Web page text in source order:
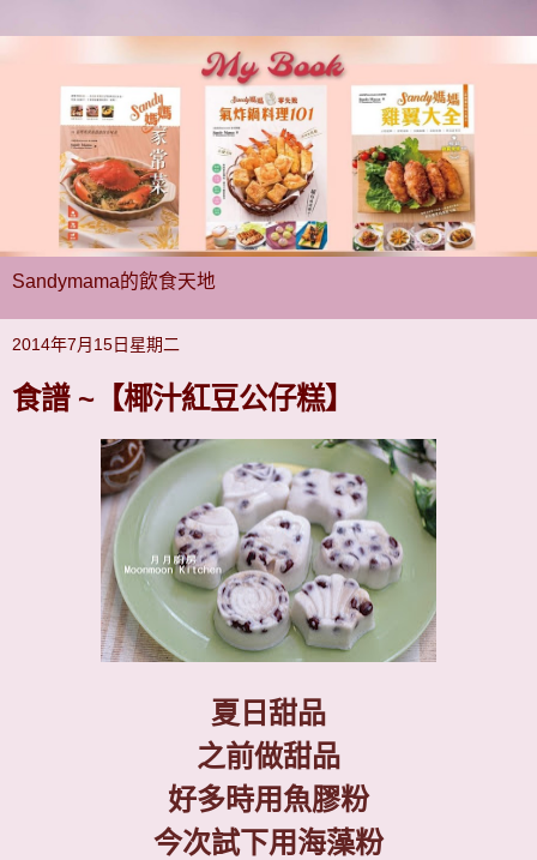
Sandymama的飲食天地
2014年7月15日星期二
食譜 ~【椰汁紅豆公仔糕】
夏日甜品
之前做甜品
好多時用魚膠粉
今次試下用海藻粉